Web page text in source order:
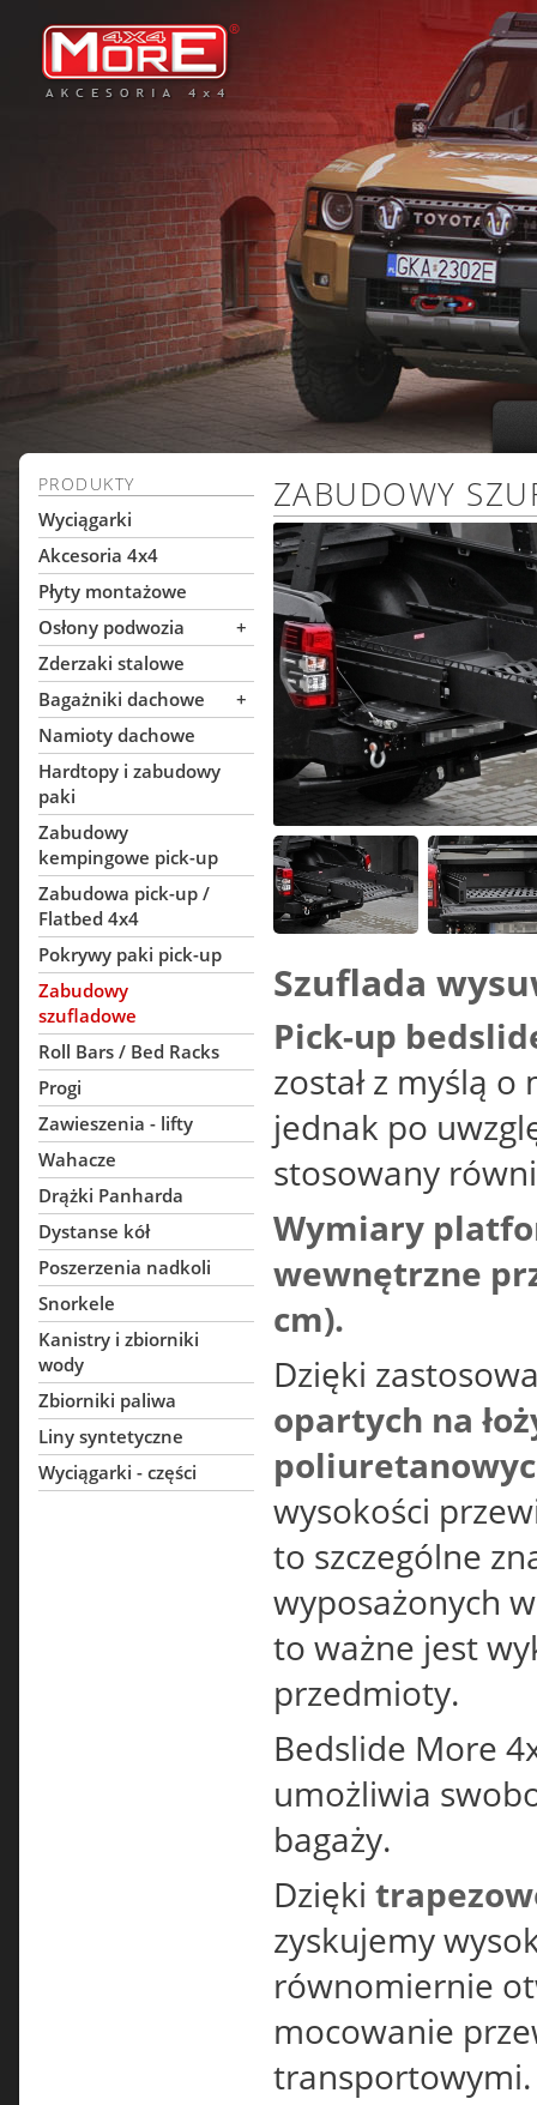
PRODUKTY
Wyciągarki
Akcesoria 4x4
Płyty montażowe
Osłony podwozia
+
Zderzaki stalowe
Bagażniki dachowe
+
Namioty dachowe
Hardtopy i zabudowy
paki
Zabudowy
kempingowe pick-up
Zabudowa pick-up /
Flatbed 4x4
Pokrywy paki pick-up
Zabudowy
szufladowe
Roll Bars / Bed Racks
Progi
Zawieszenia - lifty
Wahacze
Drążki Panharda
Dystanse kół
Poszerzenia nadkoli
Snorkele
Kanistry i zbiorniki
wody
Zbiorniki paliwa
Liny syntetyczne
Wyciągarki - części
ZABUDOWY
Szuflada
Pick-up
został z myślą
jednak po
stosowany
Wymiary
wewnętrzne
cm).
Dzięki
opartych na
wysokości
to szczególne
wyposażonych
to ważne jest
przedmioty.
Bedslide More
umożliwia
bagaży.
Dzięki
zyskujemy
równomiernie
mocowanie
transportowymi.